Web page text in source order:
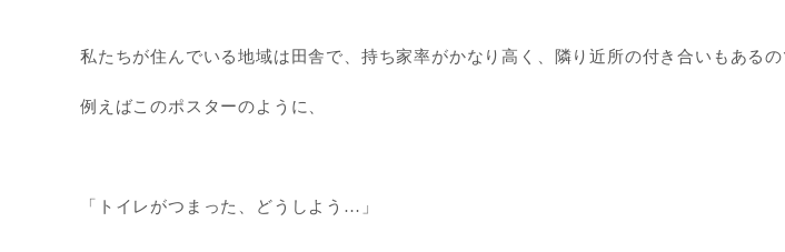
私たちが住んでいる地域は田舎で、持ち家率がかなり高く、隣り近所の付き合いもあるの
例えばこのポスターのように、
「トイレがつまった、どうしよう…」